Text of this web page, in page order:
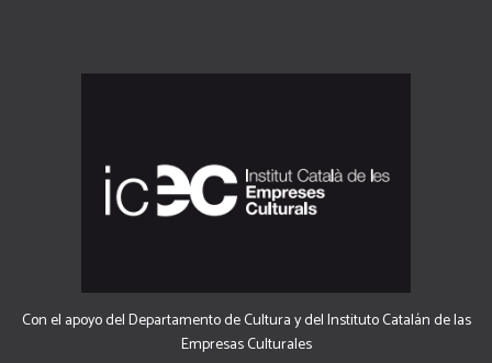
Con el apoyo del Departamento de Cultura y del Instituto Catalán de las
Empresas Culturales